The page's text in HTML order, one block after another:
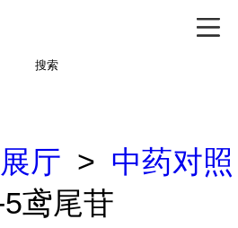
搜索
厅 > 中药对照
鸢尾苷